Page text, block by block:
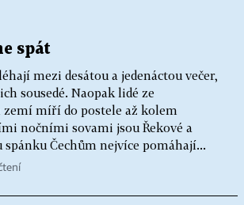
spát
mezi desátou a jedenáctou večer,
sousedé. Naopak lidé ze
míří do postele až kolem
nočními sovami jsou Řekové a
Čechům nejvíce pomáhají...